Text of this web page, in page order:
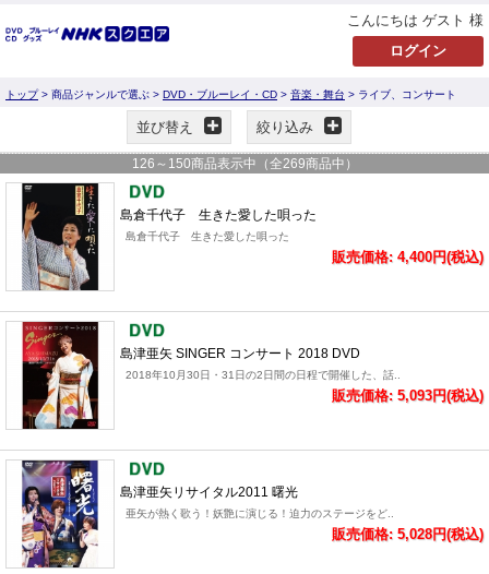
こんにちは ゲスト 様
トップ> 商品ジャンルで選ぶ > DVD・ブルーレイ・CD > 音楽・舞台 > ライブ、コンサート
並び替え 絞り込み
126 ～ 150商品表示中（全269商品中）
島倉千代子 生きた愛した唄った
島倉千代子 生きた愛した唄った
販売価格: 4,400円(税込)
島津亜矢 SINGER コンサート 2018 DVD
2018年10月30日・31日の2日間の日程で開催した、話..
販売価格: 5,093円(税込)
島津亜矢リサイタル2011 曙光
亜矢が熱く歌う！妖艶に演じる！迫力のステージをど..
販売価格: 5,028円(税込)